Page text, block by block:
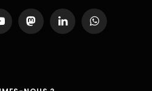
MastodonLinkedInWhatsApp